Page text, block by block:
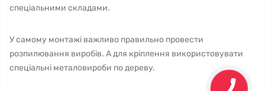
спеціальними складами.
У самому монтажі важливо правильно провести
розпилювання виробів. А для кріплення використовувати
спеціальні металовироби по дереву.